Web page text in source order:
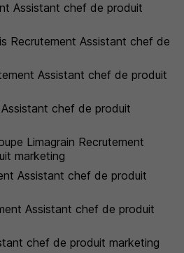
Assistant chef de produit
Recrutement Assistant chef de
Assistant chef de produit
chef de produit
Limagrain Recrutement
marketing
Assistant chef de produit
Assistant chef de produit
chef de produit marketing